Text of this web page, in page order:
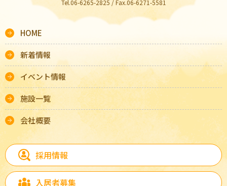
Tel.06-6265-2825 / Fax.06-6271-5581
HOME
新着情報
イベント情報
施設一覧
会社概要
採用情報
入居者募集